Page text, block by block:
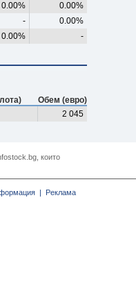
0.00%
0.00%
-
0.00%
0.00% -
Обем (евро)
2 045
които
| Реклама